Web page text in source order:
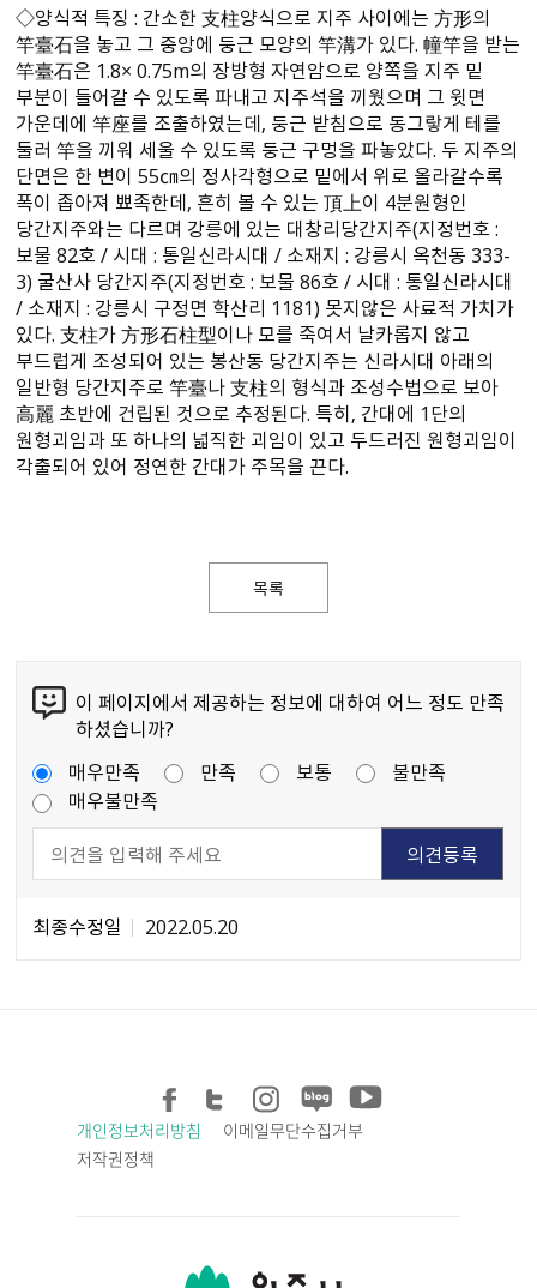
◇양식적 특징 : 간소한 支柱양식으로 지주 사이에는 方形의
竿臺石을 놓고 그 중앙에 둥근 모양의 竿溝가 있다. 幢竿을 받는
竿臺石은 1.8× 0.75m의 장방형 자연암으로 양쪽을 지주 밑
부분이 들어갈 수 있도록 파내고 지주석을 끼웠으며 그 윗면
가운데에 竿座를 조출하였는데, 둥근 받침으로 동그랗게 테를
둘러 竿을 끼워 세울 수 있도록 둥근 구멍을 파놓았다. 두 지주의
단면은 한 변이 55㎝의 정사각형으로 밑에서 위로 올라갈수록
폭이 좁아져 뾰족한데, 흔히 볼 수 있는 頂上이 4분원형인
당간지주와는 다르며 강릉에 있는 대창리당간지주(지정번호 :
보물 82호 / 시대 : 통일신라시대 / 소재지 : 강릉시 옥천동 333-
3) 굴산사 당간지주(지정번호 : 보물 86호 / 시대 : 통일신라시대
/ 소재지 : 강릉시 구정면 학산리 1181) 못지않은 사료적 가치가
있다. 支柱가 方形石柱型이나 모를 죽여서 날카롭지 않고
부드럽게 조성되어 있는 봉산동 당간지주는 신라시대 아래의
일반형 당간지주로 竿臺나 支柱의 형식과 조성수법으로 보아
高麗 초반에 건립된 것으로 추정된다. 특히, 간대에 1단의
원형괴임과 또 하나의 넓직한 괴임이 있고 두드러진 원형괴임이
각출되어 있어 정연한 간대가 주목을 끈다.
목록
이 페이지에서 제공하는 정보에 대하여 어느 정도 만족
하셨습니까?
매우만족
만족 보통
불만족
매우불만족
최종수정일 2022.05.20
개인정보처리방침
이메일무단수집거부
저작권정책